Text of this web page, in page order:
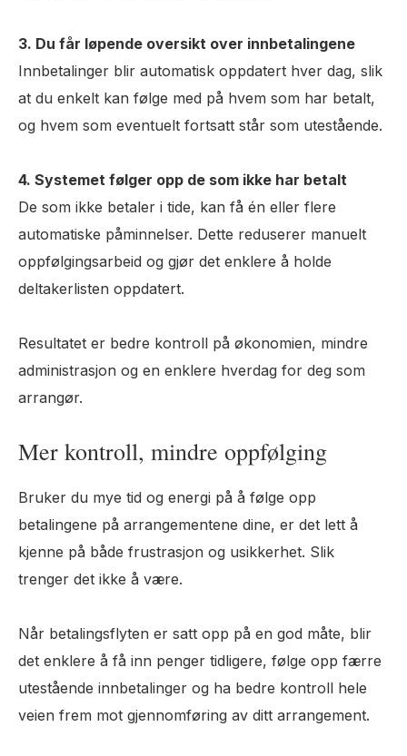
3. Du får løpende oversikt over innbetalingene
Innbetalinger blir automatisk oppdatert hver dag, slik
at du enkelt kan følge med på hvem som har betalt,
og hvem som eventuelt fortsatt står som utestående.
4. Systemet følger opp de som ikke har betalt
De som ikke betaler i tide, kan få én eller flere
automatiske påminnelser. Dette reduserer manuelt
oppfølgingsarbeid og gjør det enklere å holde
deltakerlisten oppdatert.
Resultatet er bedre kontroll på økonomien, mindre
administrasjon og en enklere hverdag for deg som
arrangør.
Mer kontroll, mindre oppfølging
Bruker du mye tid og energi på å følge opp
betalingene på arrangementene dine, er det lett å
kjenne på både frustrasjon og usikkerhet. Slik
trenger det ikke å være.
Når betalingsflyten er satt opp på en god måte, blir
det enklere å få inn penger tidligere, følge opp færre
utestående innbetalinger og ha bedre kontroll hele
veien frem mot gjennomføring av ditt arrangement.